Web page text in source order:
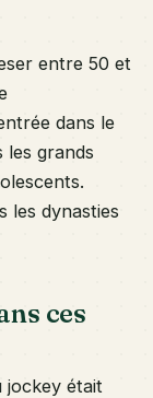
entre 50 et
dans le
les grands
les dynasties
ces
jockey était